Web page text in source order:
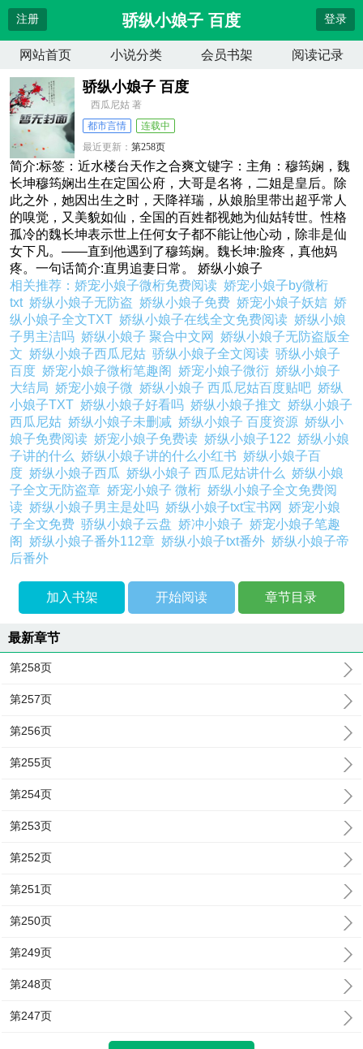
注册 骄纵小娘子 百度 登录
网站首页 小说分类 会员书架 阅读记录
骄纵小娘子 百度
西瓜尼姑 著
都市言情
连载中
最近更新：第258页
更新时间：2026-04-14 08:26:17
简介:标签：近水楼台天作之合爽文键字：主角：穆筠娴，魏
长坤穆筠娴出生在定国公府，大哥是名将，二姐是皇后。除
此之外，她因出生之时，天降祥瑞，从娘胎里带出超乎常人
的嗅觉，又美貌如仙，全国的百姓都视她为仙姑转世。性格
孤冷的魏长坤表示世上任何女子都不能让他心动，除非是仙
女下凡。——直到他遇到了穆筠娴。魏长坤:脸疼，真他妈
疼。一句话简介:直男追妻日常。 娇纵小娘子
相关推荐：娇宠小娘子微桁免费阅读娇宠小娘子by微桁
txt娇纵小娘子无防盗娇纵小娘子免费娇宠小娘子妖娮娇
纵小娘子全文TXT娇纵小娘子在线全文免费阅读娇纵小娘
子男主洁吗娇纵小娘子 聚合中文网娇纵小娘子无防盗版全
文娇纵小娘子西瓜尼姑骄纵小娘子全文阅读骄纵小娘子
百度娇宠小娘子微桁笔趣阁娇宠小娘子微衍娇纵小娘子
大结局娇宠小娘子微娇纵小娘子 西瓜尼姑百度贴吧娇纵
小娘子TXT娇纵小娘子好看吗娇纵小娘子推文娇纵小娘子
西瓜尼姑娇纵小娘子未删减娇纵小娘子 百度资源娇纵小
娘子免费阅读娇宠小娘子免费读娇纵小娘子122娇纵小娘
子讲的什么娇纵小娘子讲的什么小红书娇纵小娘子百
度娇纵小娘子西瓜娇纵小娘子 西瓜尼姑讲什么娇纵小娘
子全文无防盗章娇宠小娘子 微桁娇纵小娘子全文免费阅
读娇纵小娘子男主是处吗娇纵小娘子txt宝书网娇宠小娘
子全文免费骄纵小娘子云盘娇冲小娘子娇宠小娘子笔趣
阁娇纵小娘子番外112章娇纵小娘子txt番外娇纵小娘子帝
后番外
加入书架 开始阅读 章节目录
最新章节
第258页
第257页
第256页
第255页
第254页
第253页
第252页
第251页
第250页
第249页
第248页
第247页